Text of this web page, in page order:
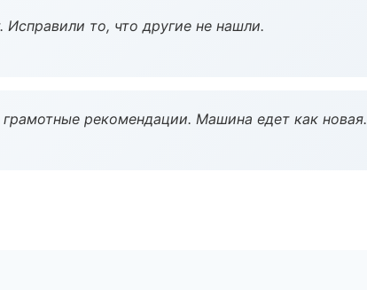
то, что другие не нашли.
рекомендации. Машина едет как новая.